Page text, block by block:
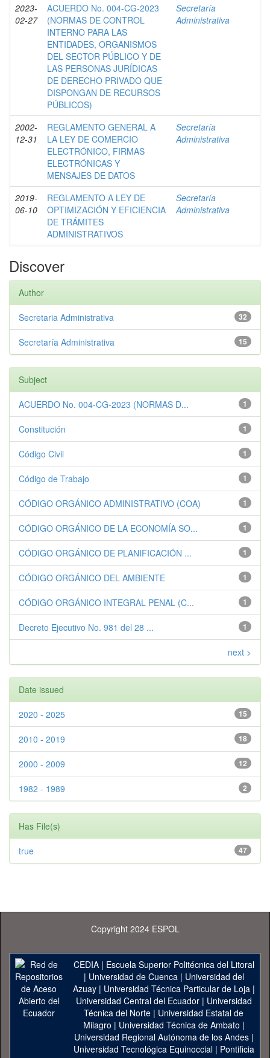
2023-
02-27
ACUERDO No. 004-CG-2023
(NORMAS DE CONTROL
INTERNO PARA LAS
ENTIDADES, ORGANISMOS
DEL SECTOR PÚBLICO Y DE
LAS PERSONAS JURÍDICAS
DE DERECHO PRIVADO QUE
DISPONGAN DE RECURSOS
PÚBLICOS)
Secretaría
Administrativa
2002-
12-31
REGLAMENTO GENERAL A
LA LEY DE COMERCIO
ELECTRÓNICO, FIRMAS
ELECTRÓNICAS Y
MENSAJES DE DATOS
Secretaría
Administrativa
2019-
06-10
REGLAMENTO A LEY DE
OPTIMIZACIÓN Y EFICIENCIA
DE TRÁMITES
ADMINISTRATIVOS
Secretaría
Administrativa
Discover
Author
32
Secretaria Administrativa
15
Secretaría Administrativa
Subject
1
ACUERDO No. 004-CG-2023 (NORMAS D...
1
Constitución
1
Código Civil
1
Código de Trabajo
1
CÓDIGO ORGÁNICO ADMINISTRATIVO (COA)
1
CÓDIGO ORGÁNICO DE LA ECONOMÍA SO...
1
CÓDIGO ORGÁNICO DE PLANIFICACIÓN ...
1
CÓDIGO ORGÁNICO DEL AMBIENTE
1
CÓDIGO ORGÁNICO INTEGRAL PENAL (C...
1
Decreto Ejecutivo No. 981 del 28 ...
next >
Date issued
15
2020 - 2025
18
2010 - 2019
12
2000 - 2009
2
1982 - 1989
Has File(s)
47
true
Copyright 2024 ESPOL
CEDIA| Escuela Superior Politécnica del Litoral
| Universidad de Cuenca| Universidad del
Azuay| Universidad Técnica Particular de Loja|
Universidad Central del Ecuador| Universidad
Técnica del Norte | Universidad Estatal de
Milagro | Universidad Técnica de Ambato |
Universidad Regional Autónoma de los Andes|
Universidad Tecnológica Equinoccial| Pontificia